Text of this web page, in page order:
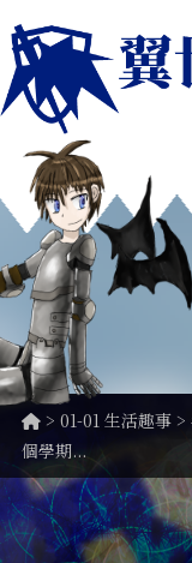
> 01-01 生活趣事 >
個學期...